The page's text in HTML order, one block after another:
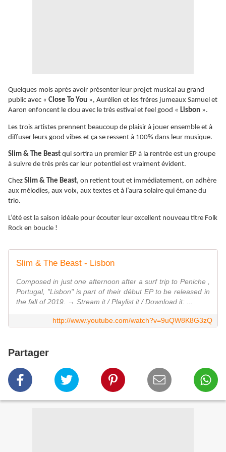
Quelques mois après avoir présenter leur projet musical au grand
public avec « Close To You », Aurélien et les frères jumeaux Samuel et
Aaron enfoncent le clou avec le très estival et feel good « Lisbon ».
Les trois artistes prennent beaucoup de plaisir à jouer ensemble et à
diffuser leurs good vibes et ça se ressent à 100% dans leur musique.
Slim & The Beast qui sortira un premier EP à la rentrée est un groupe
à suivre de très près car leur potentiel est vraiment évident.
Chez Slim & The Beast, on retient tout et immédiatement, on adhère
aux mélodies, aux voix, aux textes et à l’aura solaire qui émane du
trio.
L’été est la saison idéale pour écouter leur excellent nouveau titre Folk
Rock en boucle !
Slim & The Beast - Lisbon
Composed in just one afternoon after a surf trip to Peniche ,
Portugal, "Lisbon" is part of their début EP to be released in
the fall of 2019. → Stream it / Playlist it / Download it: ...
http://www.youtube.com/watch?v=9uQW8K8G3zQ
Partager